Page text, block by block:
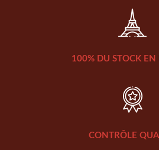
100% DU STOCK EN
CONTRÔLE